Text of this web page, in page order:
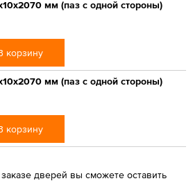
мм (паз с одной стороны)
корзину
мм (паз с одной стороны)
корзину
дверей вы сможете оставить